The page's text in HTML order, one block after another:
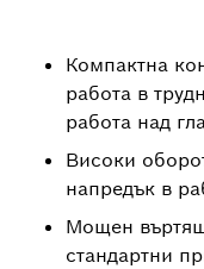
Компактна
работа в
работа над
Високи
напредък в
Мощен
стандартни